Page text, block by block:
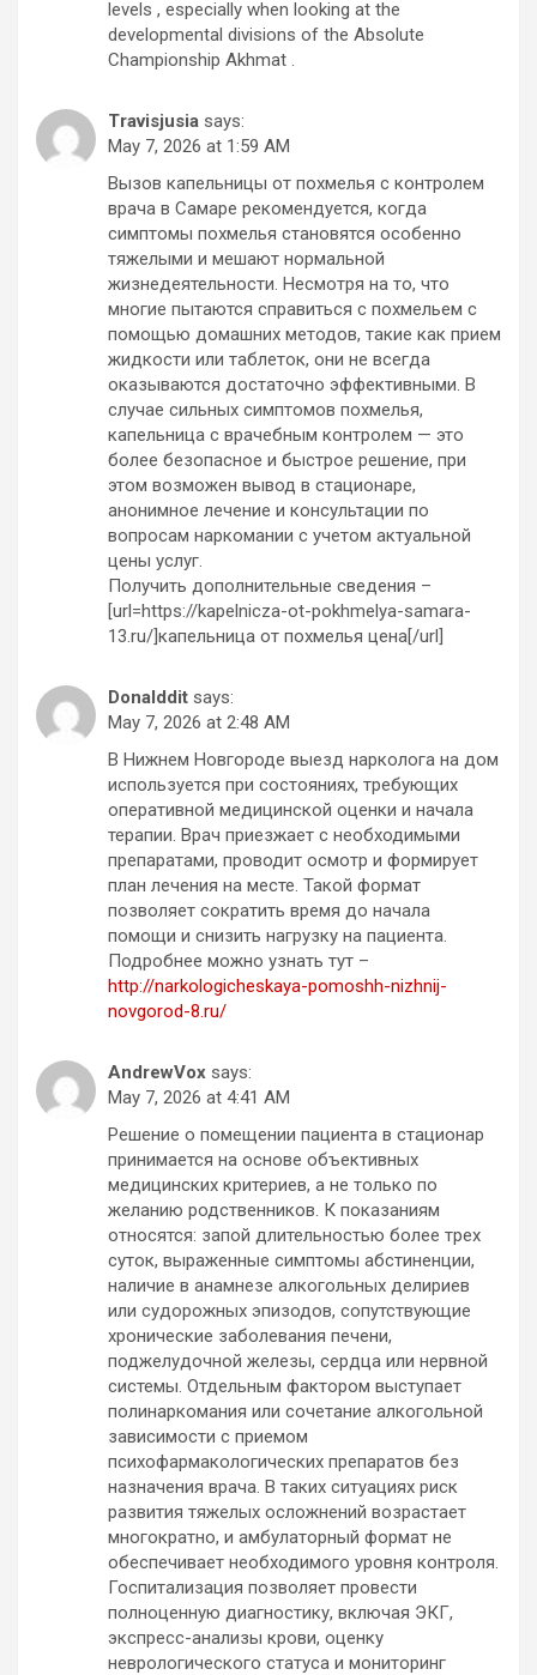
levels , especially when looking at the
developmental divisions of the Absolute
Championship Akhmat .
Travisjusia says:
May 7, 2026 at 1:59 AM
Вызов капельницы от похмелья с контролем
врача в Самаре рекомендуется, когда
симптомы похмелья становятся особенно
тяжелыми и мешают нормальной
жизнедеятельности. Несмотря на то, что
многие пытаются справиться с похмельем с
помощью домашних методов, такие как прием
жидкости или таблеток, они не всегда
оказываются достаточно эффективными. В
случае сильных симптомов похмелья,
капельница с врачебным контролем — это
более безопасное и быстрое решение, при
этом возможен вывод в стационаре,
анонимное лечение и консультации по
вопросам наркомании с учетом актуальной
цены услуг.
Получить дополнительные сведения –
[url=https://kapelnicza-ot-pokhmelya-samara-
13.ru/]капельница от похмелья цена[/url]
Donalddit says:
May 7, 2026 at 2:48 AM
В Нижнем Новгороде выезд нарколога на дом
используется при состояниях, требующих
оперативной медицинской оценки и начала
терапии. Врач приезжает с необходимыми
препаратами, проводит осмотр и формирует
план лечения на месте. Такой формат
позволяет сократить время до начала
помощи и снизить нагрузку на пациента.
Подробнее можно узнать тут –
http://narkologicheskaya-pomoshh-nizhnij-
novgorod-8.ru/
AndrewVox says:
May 7, 2026 at 4:41 AM
Решение о помещении пациента в стационар
принимается на основе объективных
медицинских критериев, а не только по
желанию родственников. К показаниям
относятся: запой длительностью более трех
суток, выраженные симптомы абстиненции,
наличие в анамнезе алкогольных делириев
или судорожных эпизодов, сопутствующие
хронические заболевания печени,
поджелудочной железы, сердца или нервной
системы. Отдельным фактором выступает
полинаркомания или сочетание алкогольной
зависимости с приемом
психофармакологических препаратов без
назначения врача. В таких ситуациях риск
развития тяжелых осложнений возрастает
многократно, и амбулаторный формат не
обеспечивает необходимого уровня контроля.
Госпитализация позволяет провести
полноценную диагностику, включая ЭКГ,
экспресс-анализы крови, оценку
неврологического статуса и мониторинг